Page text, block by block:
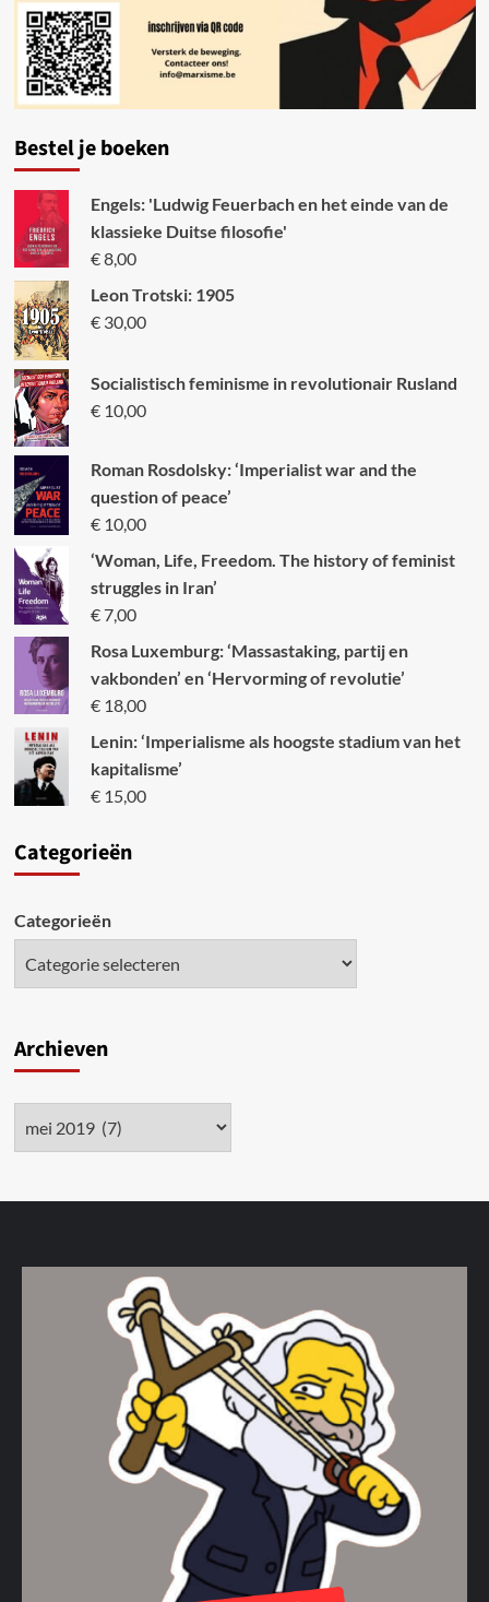
Bestel je boeken
Engels: 'Ludwig Feuerbach en het einde van de
klassieke Duitse filosofie'
€8,00
Leon Trotski: 1905
€30,00
Socialistisch feminisme in revolutionair Rusland
€10,00
Roman Rosdolsky: ‘Imperialist war and the
question of peace’
€10,00
‘Woman, Life, Freedom. The history of feminist
struggles in Iran’
€7,00
Rosa Luxemburg: ‘Massastaking, partij en
vakbonden’ en ‘Hervorming of revolutie’
€18,00
Lenin: ‘Imperialisme als hoogste stadium van het
kapitalisme’
€15,00
Categorieën
Categorieën
Archieven